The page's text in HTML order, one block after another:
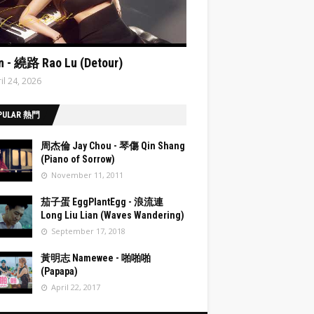
- 繞路 Rao Lu (Detour)
24, 2026
熱門
周杰倫 Jay Chou - 琴傷 Qin Shang
(Piano of Sorrow)
November 11, 2011
茄子蛋 EggPlantEgg - 浪流連
Long Liu Lian (Waves Wandering)
September 17, 2018
黃明志 Namewee - 啪啪啪
(Papapa)
April 22, 2017